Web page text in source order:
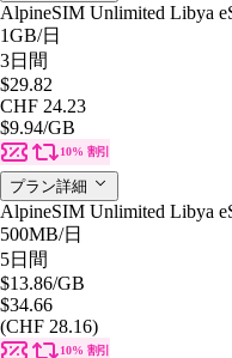
AlpineSIM Unlimited Libya
1GB/日
3日間
$29.82
CHF 24.23
$9.94/GB
10% 割引
プラン詳細
AlpineSIM Unlimited Libya
500MB/日
5日間
$13.86/GB
$34.66
(CHF 28.16)
10% 割引